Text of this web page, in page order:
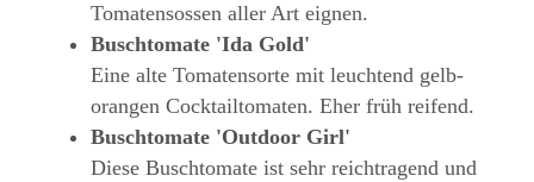
Tomatensossen aller Art eignen.
Buschtomate 'Ida Gold'
Eine alte Tomatensorte mit leuchtend gelb-
orangen Cocktailtomaten. Eher früh reifend.
Buschtomate 'Outdoor Girl'
Diese Buschtomate ist sehr reichtragend und